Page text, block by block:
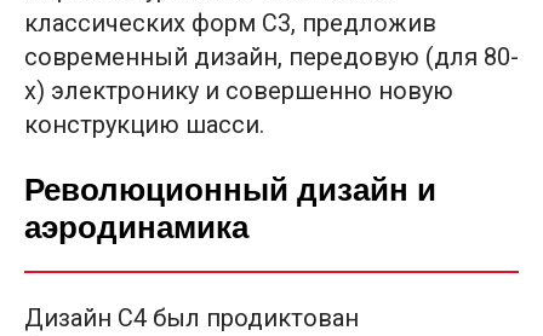
классических форм C3, предложив
современный дизайн, передовую (для 80-
х) электронику и совершенно новую
конструкцию шасси.
Революционный дизайн и
аэродинамика
Дизайн C4 был продиктован